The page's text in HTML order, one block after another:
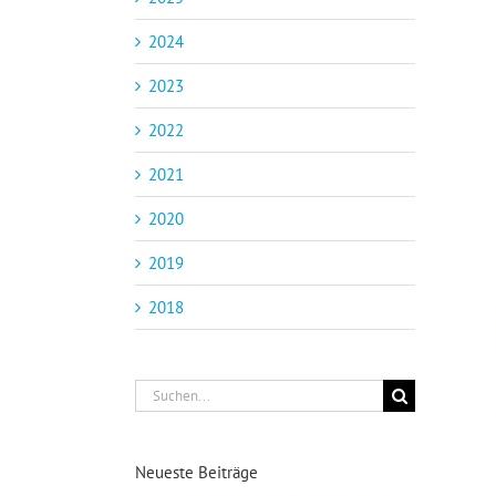
2024
2023
2022
2021
2020
2019
2018
Suche
nach:
Neueste Beiträge